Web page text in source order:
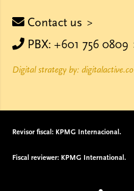
Contact us
PBX: +601 756 0809
Digital strategy by: digitalactive.co
Revisor fiscal: KPMG Internacional.
Fiscal reviewer: KPMG International.